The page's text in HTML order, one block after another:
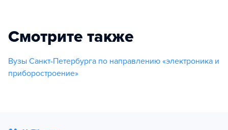
Смотрите также
Вузы Санкт-Петербурга по направлению «электроника и
приборостроение»